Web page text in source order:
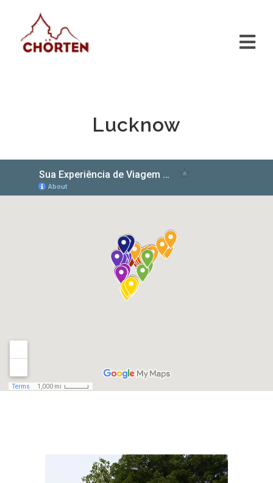
Lucknow